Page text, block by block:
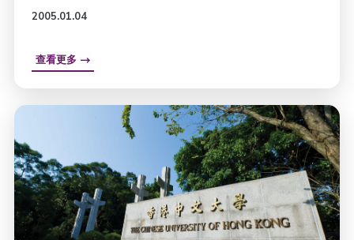
2005.01.04
查看更多